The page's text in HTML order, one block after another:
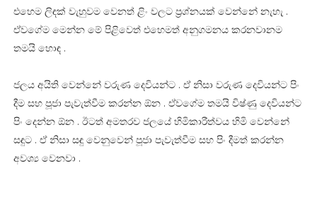
එහෙම ලිඳක් වැහුවම වෙනත් ළිං වලට ප්‍රශ්නයක් වෙන්නේ නැහැ .
ඒවගේම මෙන්න මේ පිළිවෙත් එහෙමත් අනුගමනය කරනවානම
තමයි හොඳ .
ජලය අයිති වෙන්නේ වරුණ දෙවියන්ට . ඒ නිසා වරුණ දෙවියන්ට පිං
දීම සහ පූජා පැවැත්වීම කරන්න ඕන . ඒවගේම තමයි විෂ්ණු දෙවියන්ට
පිං දෙන්න ඕන . ඊටත් අමතරව ජලයේ හිමිකාරීත්වය හිමි වෙන්නේ
සඳුට . ඒ නිසා සඳු වෙනුවෙන් පූජා පැවැත්වීම සහ පිං දීමත් කරන්න
අවශ්‍ය වෙනවා .